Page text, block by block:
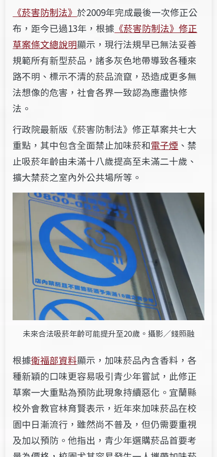
《菸害防制法》 於2009年完成最後一次修正公
布，距今已過13年，根據 《菸害防制法》修正
草案條文總說明顯示，現行法規早已無法妥善
規範所有新型菸品，諸多灰色地帶導致各種來
路不明、標示不清的菸品流竄，恐造成更多無
法想像的危害，社會各界一致認為應盡快修
法。
行政院最新版《菸害防制法》修正草案共七大
重點，其中包含全面禁止加味菸和電子煙 、禁
止吸菸年齡由未滿十八歲提高至未滿二十歲、
擴大禁菸之室內外公共場所等。
未來合法吸菸年齡可能提升至20歲。攝影／錢照融
根據衛福部資料顯示，加味菸品內含香料，各
種新穎的口味更容易吸引青少年嘗試，此修正
草案一大重點為預防此現象持續惡化。宜蘭縣
校外會教官林育賢表示，近年來加味菸品在校
園中日漸流行，雖然尚不普及，但仍需要重視
及加以預防。他指出， 青少年選購菸品首要考